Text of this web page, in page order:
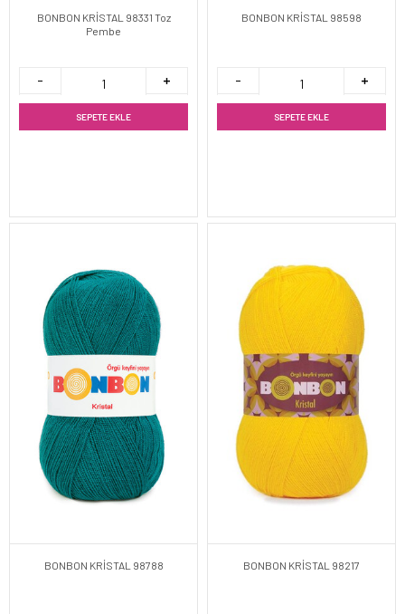
BONBON KRİSTAL 98331 Toz
Pembe
SEPETE EKLE
BONBON KRİSTAL 98598
SEPETE EKLE
BONBON KRİSTAL 98788 BONBON KRİSTAL 98217